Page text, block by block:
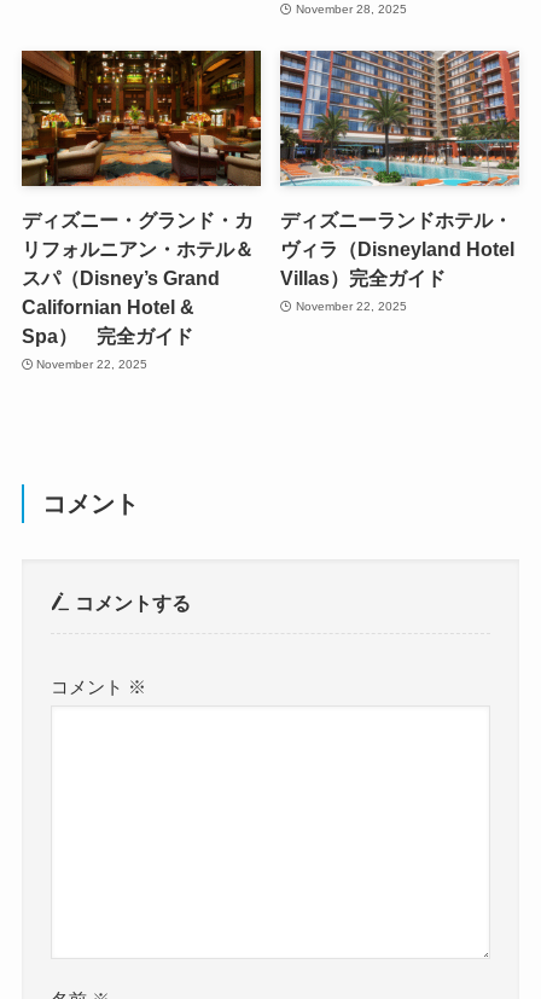
November 28, 2025
ディズニー・グランド・カ
リフォルニアン・ホテル＆
スパ（Disney’s Grand
Californian Hotel &
Spa） 完全ガイド
November 22, 2025
ディズニーランドホテル・
ヴィラ（Disneyland Hotel
Villas）完全ガイド
November 22, 2025
コメント
コメントする
コメント ※